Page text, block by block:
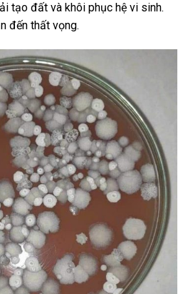
tạo đất và khôi phục hệ vi sinh.
đến thất vọng.